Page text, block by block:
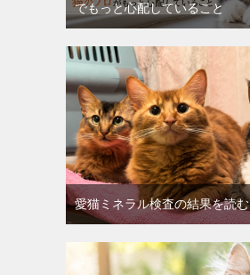
でもっと心配していること
愛猫ミネラル検査の結果を読む